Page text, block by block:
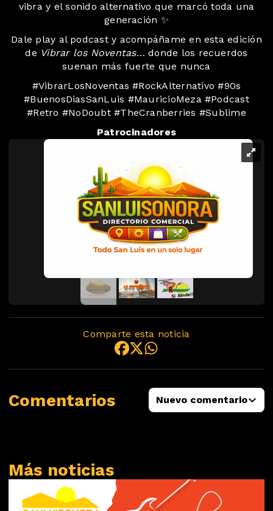
vibra y el sonido alternativo que marcó toda una
generación ✨
Dale play al podcast y acompáñame en esta edición
de Vibrar los Noventas… donde los recuerdos
suenan más fuerte que nunca
#VibrarLosNoventas #RockAlternativo #90s
#BuenosDiasSanLuis #MauricioMeza #Podcast
#Retro #NoDoubt #TheCranberries #Sublime
Patrocinadores
Comparte esta noticia
Comentarios Nuevo comentario
Más noticias